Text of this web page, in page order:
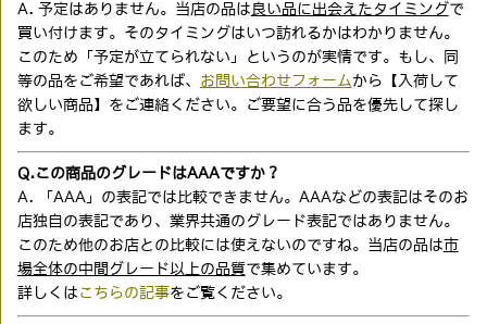
A. 予定はありません。当店の品は 良い品に出会えたタイミングで
買い付けます。そのタイミングはいつ訪れるかはわかりません。
このため「予定が立てられない」というのが実情です。もし、同
等の品をご希望であれば、 お問い合わせフォーム から【入荷して
欲しい商品】をご連絡ください。ご要望に合う品を優先して探し
ます。
Q.この商品のグレードはAAAですか？
A. 「AAA」の表記では比較できません。AAAなどの表記はそのお
店独自の表記であり、業界共通のグレード表記ではありません。
このため他のお店との比較には使えないのですね。当店の品は市
場全体の中間グレード以上の品質で集めています。
詳しくは こちらの記事をご覧ください。